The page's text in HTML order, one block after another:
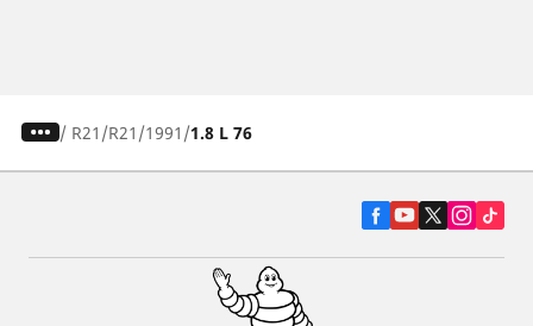
/ R21 R21 1991 1.8 L 76